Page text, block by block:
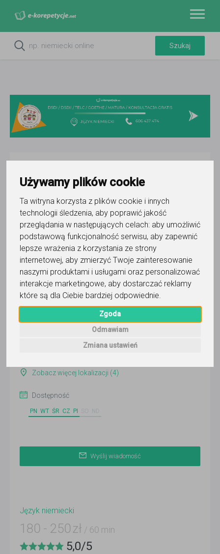
Używamy plików cookie
Ta witryna korzysta z plików cookie i innych
technologii śledzenia, aby poprawić jakość
przeglądania w następujących celach: aby umożliwić
podstawową funkcjonalność serwisu, aby zapewnić
lepsze wrażenia z korzystania ze strony
internetowej, aby zmierzyć Twoje zainteresowanie
naszymi produktami i usługami oraz personalizować
interakcje marketingowe, aby dostarczać reklamy
które są dla Ciebie bardziej odpowiednie.
Zgoda
Odmawiam
Zmiana ustawień
Oznacz wystąpienie kontaktu
Angelika Griner
Wyślij wiadomość
Ostatnia aktywność:
ponad 2 miesiące temu
Zobacz więcej lokalizacji (4)
Dostępność
PN WT ŚR CZ PI
Wyślij wiadomość
Język niemiecki
180 - 250 zł / 60 min
5,0/5